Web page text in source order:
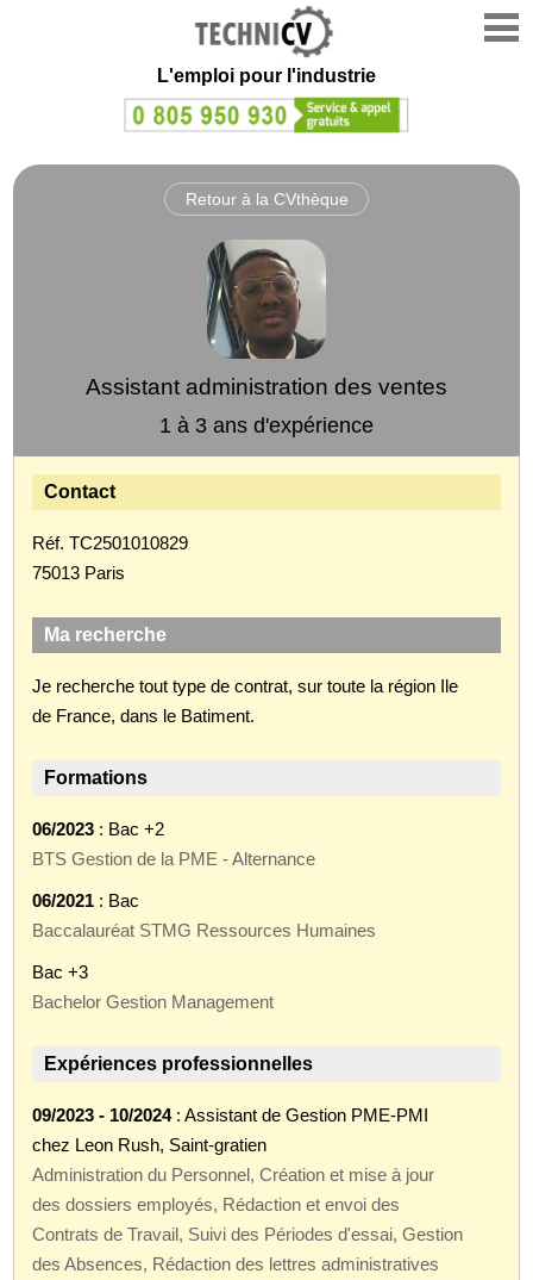
L'emploi pour l'industrie
Retour à la CVthèque
Assistant administration des ventes
1 à 3 ans d'expérience
Contact
Réf. TC2501010829
75013 Paris
Ma recherche
Je recherche tout type de contrat, sur toute la région Ile
de France, dans le Batiment.
Formations
06/2023 : Bac +2
BTS Gestion de la PME - Alternance
06/2021 : Bac
Baccalauréat STMG Ressources Humaines
Bac +3
Bachelor Gestion Management
Expériences professionnelles
09/2023 - 10/2024: Assistant de Gestion PME-PMI
chez Leon Rush, Saint-gratien
Administration du Personnel, Création et mise à jour
des dossiers employés, Rédaction et envoi des
Contrats de Travail, Suivi des Périodes d'essai, Gestion
des Absences, Rédaction des lettres administratives